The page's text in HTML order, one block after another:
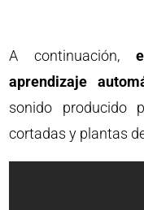
A continuación,
aprendizaje
sonido producido
cortadas y plantas